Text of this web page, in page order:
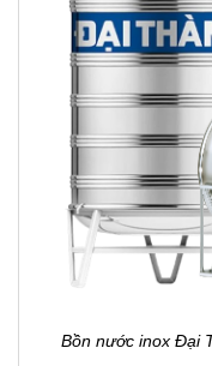
Bồn nước inox Đại